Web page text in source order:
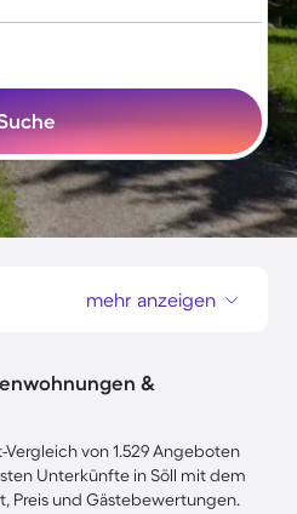
mehr anzeigen
&
von 1.529 Angeboten
Unterkünfte in Söll mit dem
Preis und Gästebewertungen.